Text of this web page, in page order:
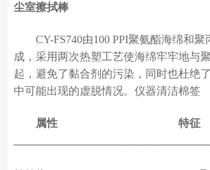
尘室擦拭棒
CY-FS740由100 PPI聚氨酯海绵和
成，采用两次热塑工艺使海绵牢牢地与
起，避免了黏合剂的污染，同时也杜绝
中可能出现的虚脱情况。仪器清洁棉签
属性 特征